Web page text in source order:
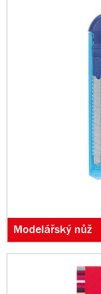
Modelářský nůž